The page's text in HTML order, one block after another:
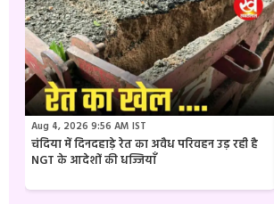
Aug 4, 2026 9:56 AM IST
चंदिया में दिनदहाड़े रेत का अवैध परिवहन उड़ रही है
NGT के आदेशों की धज्जियाँ